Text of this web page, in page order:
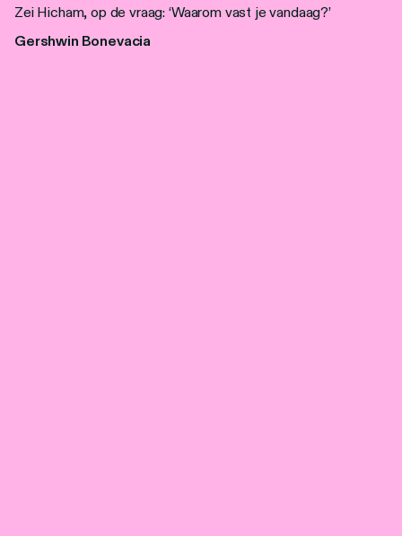
Zei Hicham, op de vraag: ‘Waarom vast je vandaag?’
Gershwin Bonevacia